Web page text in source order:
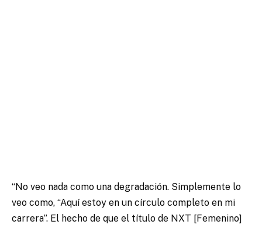
“No veo nada como una degradación. Simplemente lo
veo como, “Aquí estoy en un círculo completo en mi
carrera”. El hecho de que el título de NXT [Femenino]